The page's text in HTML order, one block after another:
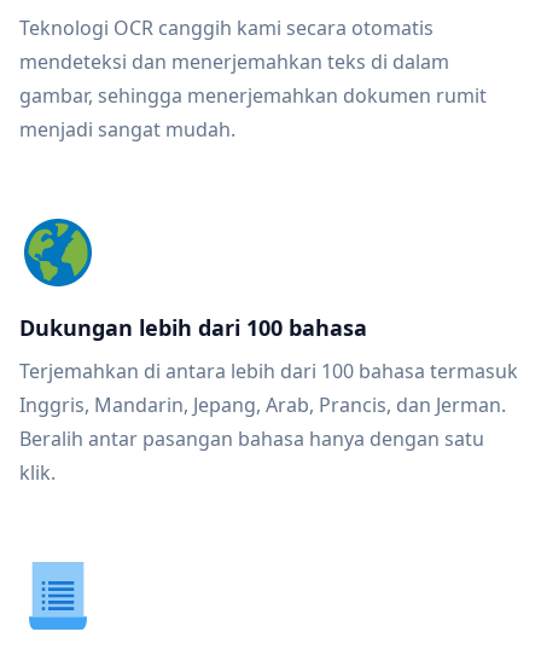
Teknologi OCR canggih kami secara otomatis
mendeteksi dan menerjemahkan teks di dalam
gambar, sehingga menerjemahkan dokumen rumit
menjadi sangat mudah.
Dukungan lebih dari 100 bahasa
Terjemahkan di antara lebih dari 100 bahasa termasuk
Inggris, Mandarin, Jepang, Arab, Prancis, dan Jerman.
Beralih antar pasangan bahasa hanya dengan satu
klik.